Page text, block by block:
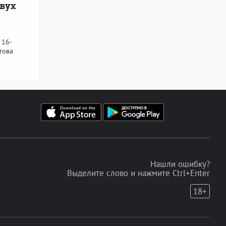
16-
Нашли ошибку?
Выделите слово и нажмите Ctrl+Enter
18+